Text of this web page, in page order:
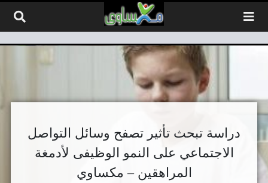
دراسة تبحث تأثير تصفح وسائل التواصل
الاجتماعي على النمو الوظيفى لأدمغة
المراهقين – مكساوي